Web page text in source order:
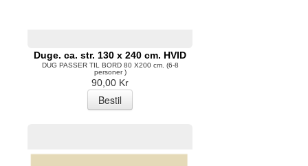
Duge. ca. str. 130 x 240 cm. HVID
DUG PASSER TIL BORD 80 X200 cm. (6-8
personer )
90,00 Kr